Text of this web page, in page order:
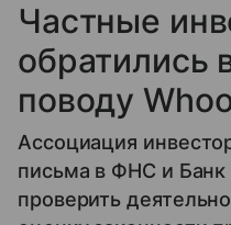
Частные
поводу
Ассоциация
письма в ФНС и Банк
проверить